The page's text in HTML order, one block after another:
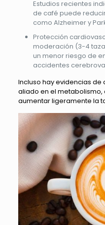
Estudios recientes
de café puede
como Alzheimer y
Protección
moderación (3-4
un menor riesgo de
accidentes
Incluso hay evidencias de
aliado en el
aumentar ligeramente la